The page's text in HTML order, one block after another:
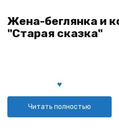
Жена-беглянка и
"Старая сказка"
Читать полностью